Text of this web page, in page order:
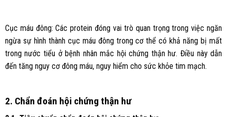
Cục máu đông: Các protein đóng vai trò quan trọng trong việc ngăn
ngừa sự hình thành cục máu đông trong cơ thể có khả năng bị mất
trong nước tiểu ở bệnh nhân mắc hội chứng thận hư. Điều này dẫn
đến tăng nguy cơ đông máu, nguy hiểm cho sức khỏe tim mạch.
2. Chẩn đoán hội chứng thận hư